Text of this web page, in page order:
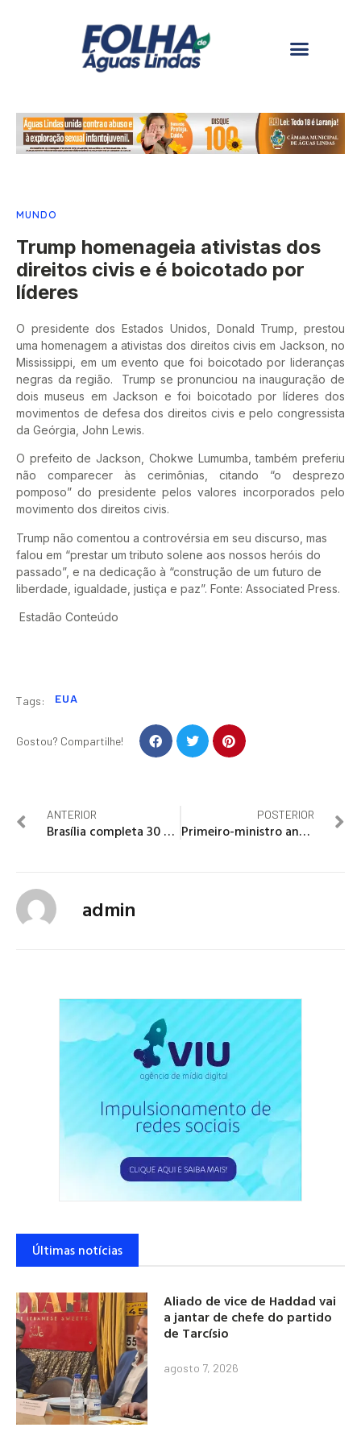
MUNDO
Trump homenageia ativistas dos
direitos civis e é boicotado por
líderes
O presidente dos Estados Unidos, Donald Trump, prestou
uma homenagem a ativistas dos direitos civis em Jackson, no
Mississippi, em um evento que foi boicotado por lideranças
negras da região. Trump se pronunciou na inauguração de
dois museus em Jackson e foi boicotado por líderes dos
movimentos de defesa dos direitos civis e pelo congressista
da Geórgia, John Lewis.
O prefeito de Jackson, Chokwe Lumumba, também preferiu
não comparecer às cerimônias, citando “o desprezo
pomposo” do presidente pelos valores incorporados pelo
movimento dos direitos civis.
Trump não comentou a controvérsia em seu discurso, mas
falou em “prestar um tributo solene aos nossos heróis do
passado”, e na dedicação à “construção de um futuro de
liberdade, igualdade, justiça e paz”. Fonte: Associated Press.
Estadão Conteúdo
Tags: EUA
Gostou? Compartilhe!
ANTERIOR
Brasília completa 30 anos como Patrimônio Cultural da Humanidade
POSTERIOR
Primeiro-ministro anuncia o fim da guerra contra o Estado Islâmico no Iraque
admin
Últimas notícias
Aliado de vice de Haddad vai
a jantar de chefe do partido
de Tarcísio
agosto 7, 2026